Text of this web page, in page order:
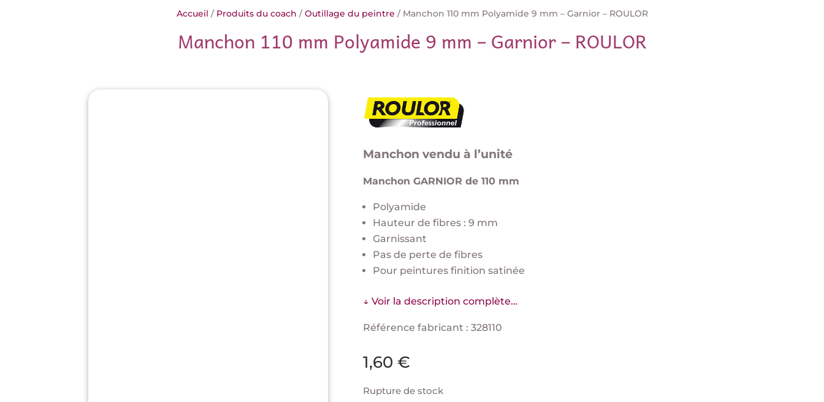
Accueil / Produits du coach /Outillage du peintre / Manchon 110 mm Polyamide 9 mm – Garnior – ROULOR
Manchon 110 mm Polyamide 9 mm – Garnior – ROULOR
Manchon vendu à l’unité
Manchon GARNIOR de 110 mm
Polyamide
Hauteur de fibres : 9 mm
Garnissant
Pas de perte de fibres
Pour peintures finition satinée
↓ Voir la description complète…
Référence fabricant : 328110
1,60€
Rupture de stock